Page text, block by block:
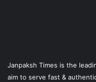
Janpaksh Times is the
aim to serve fast &